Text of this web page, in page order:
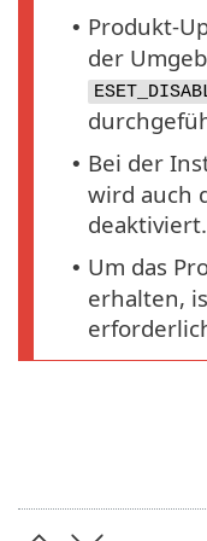
• Produkt-
der
• Bei der
wird auch
deaktiviert.
• Um das
erhalten,